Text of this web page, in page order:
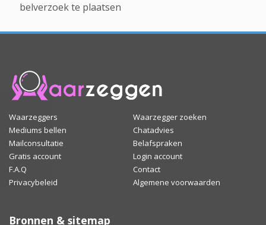
belverzoek te plaatsen
Waarzeggers
Waarzegger zoeken
Mediums bellen
Chatadvies
Mailconsultatie
Belafspraken
Gratis account
Login account
F.A.Q
Contact
Privacybeleid
Algemene voorwaarden
Bronnen & sitemap